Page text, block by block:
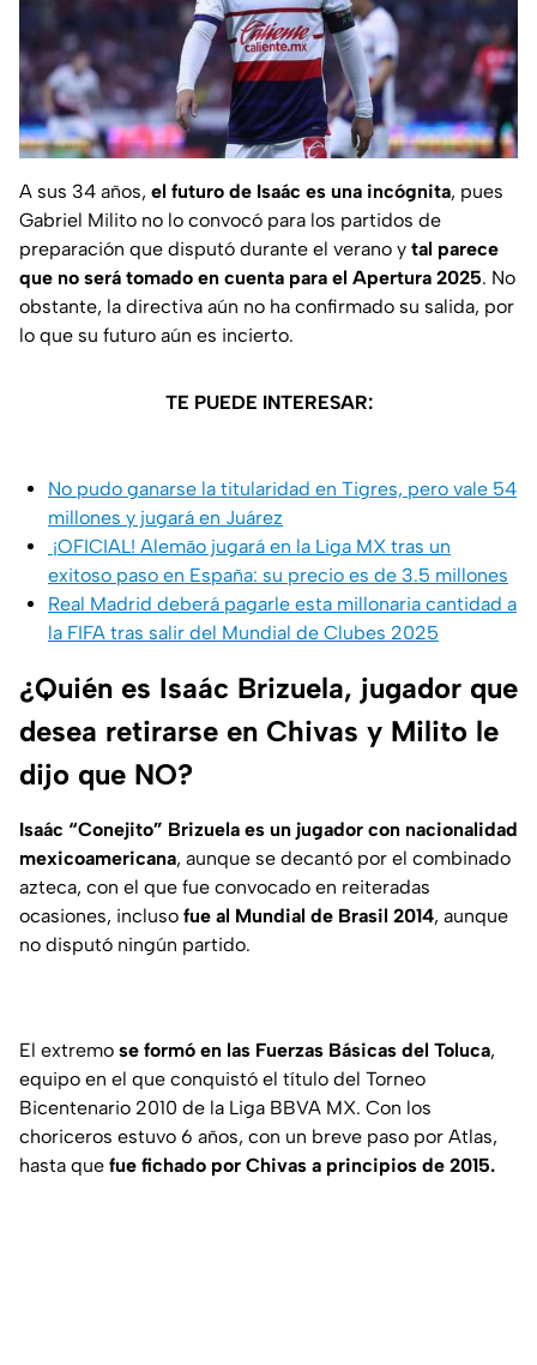
A sus 34 años, el futuro de Isaác es una incógnita, pues
Gabriel Milito no lo convocó para los partidos de
preparación que disputó durante el verano y tal parece
que no será tomado en cuenta para el Apertura 2025. No
obstante, la directiva aún no ha confirmado su salida, por
lo que su futuro aún es incierto.
TE PUEDE INTERESAR:
No pudo ganarse la titularidad en Tigres, pero vale 54
millones y jugará en Juárez
¡OFICIAL! Alemão jugará en la Liga MX tras un
exitoso paso en España: su precio es de 3.5 millones
Real Madrid deberá pagarle esta millonaria cantidad a
la FIFA tras salir del Mundial de Clubes 2025
¿Quién es Isaác Brizuela, jugador que
desea retirarse en Chivas y Milito le
dijo que NO?
Isaác “Conejito” Brizuela es un jugador con nacionalidad
mexicoamericana, aunque se decantó por el combinado
azteca, con el que fue convocado en reiteradas
ocasiones, incluso fue al Mundial de Brasil 2014, aunque
no disputó ningún partido.
El extremo se formó en las Fuerzas Básicas del Toluca,
equipo en el que conquistó el título del Torneo
Bicentenario 2010 de la Liga BBVA MX. Con los
choriceros estuvo 6 años, con un breve paso por Atlas,
hasta que fue fichado por Chivas a principios de 2015.